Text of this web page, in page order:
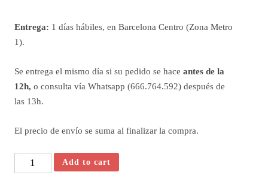
Entrega: 1 días hábiles, en Barcelona Centro (Zona Metro
1).
Se entrega el mismo día si su pedido se hace antes de la
12h, o consulta vía Whatsapp (666.764.592) después de
las 13h.
El precio de envío se suma al finalizar la compra.
Carne
Mechada
Add to cart